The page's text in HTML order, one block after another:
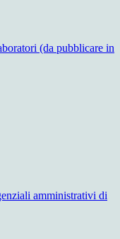
(da pubblicare in
amministrativi di